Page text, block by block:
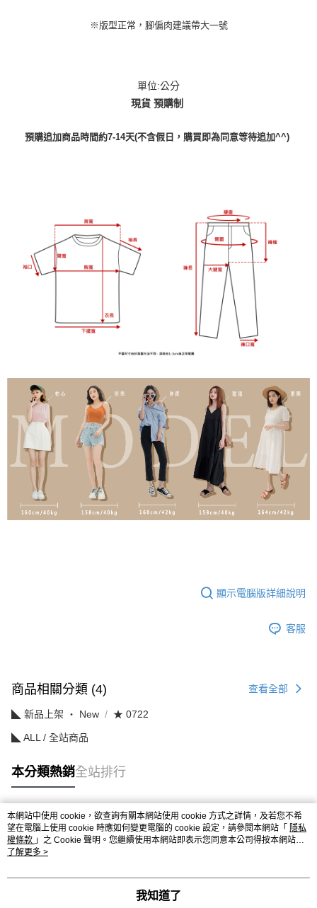
※版型正常，腳偏肉建議帶大一號
單位:公分
現貨 預購制
預購追加商品時間約7-14天(不含假日，購買即為同意等待追加^^)
顯示電腦版詳細說明
客服
商品相關分類 (4) 查看全部
◣ 新品上架 ‧ New ★ 0722
◣ ALL / 全站商品
本分類熱銷全站排行
熱門標籤
本網站中使用 cookie，欲查詢有關本網站使用 cookie 方式之詳情，及若您不希
望在電腦上使用 cookie 時應如何變更電腦的 cookie 設定，請參閱本網站「 隱私
權條款 」之 Cookie 聲明。您繼續使用本網站即表示您同意本公司得按本網站使
用條款之 Cookie 聲明使用 cookie。
了解更多 >
我知道了